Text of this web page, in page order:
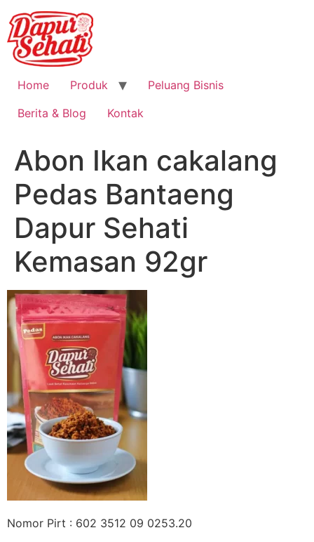
Home Produk
Peluang Bisnis
Berita & Blog
Kontak
Abon Ikan cakalang
Pedas Bantaeng
Dapur Sehati
Kemasan 92gr
Nomor Pirt : 602 3512 09 0253.20